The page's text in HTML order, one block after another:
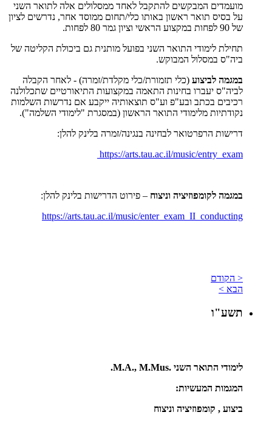
מועמדים המבקשים להתקבל לאחד ממסלולים אלה לתואר השני
על בסיס תואר ראשון באותו כלי/תחום ממוסד אחר, נדרשים לציון
של 90 לפחות במקצוע הראשי וציון גמר 80 לפחות.
תחילת לימודי התואר השני בפועל מותנית גם ביכולת הקליטה של
ביה"ס במסלול המבוקש.
במגמה לביצוע (כלי תזמורת/כלי מקלדת/זמרה) - לאחר הקבלה
לביה"ס יעברו בחינות התאמה במקצועות התיאורטיים שתכלולנה
רכיבים בכתב ובע"פ וע"ס תוצאותיה ייקבע אם נדרשות השלמות
נקודתיות מלימודי התואר הראשון (במסגרת "לימודי השלמה").
דרישות הרפרטואר לבחינה בנגינה/זמרה בלינק להלן:
https://arts.tau.ac.il/music/entry_exam
במגמה לקומפוזיציה וניצוח – פירוט הדרישות בלינק להלן:
https://arts.tau.ac.il/music/enter_exam_II_conducting
< הקודם
הבא >
תשע"ו
לימודי התואר השני M.A., M.Mus.
.
המגמות המעשיות:
ביצוע , קומפוזיציה וניצוח